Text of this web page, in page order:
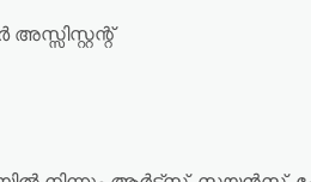
അസ്സിസ്റ്റന്റ്